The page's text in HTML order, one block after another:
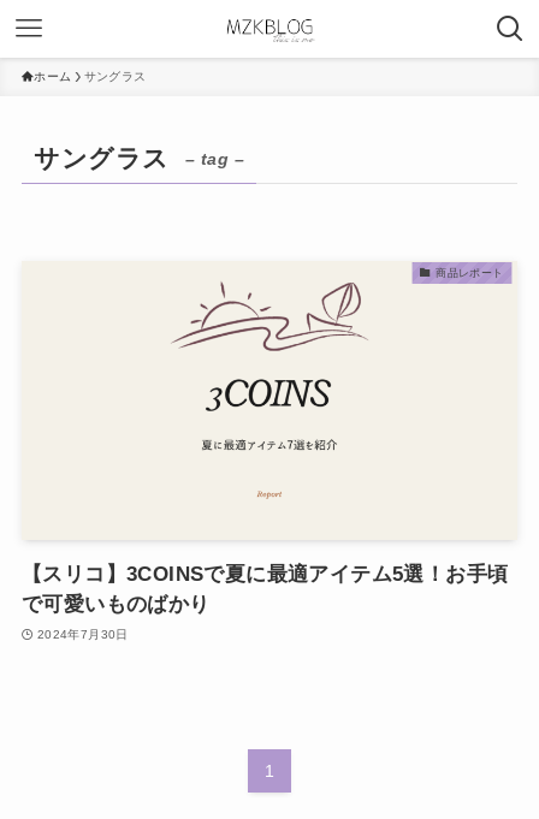
ホーム サングラス
サングラス – tag –
商品レポート
【スリコ】3COINSで夏に最適アイテム5選！お手頃
で可愛いものばかり
2024年7月30日
1